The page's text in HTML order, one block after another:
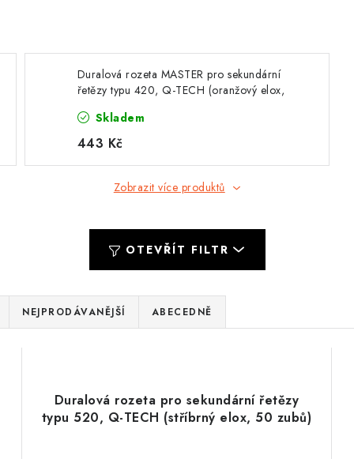
Duralová rozeta MASTER pro sekundární
řetězy typu 420, Q-TECH (oranžový elox,
Skladem
443 Kč
Zobrazit více produktů
OTEVŘÍT FILTR
NEJPRODÁVANĚJŠÍ ABECEDNĚ
Duralová rozeta pro sekundární řetězy
typu 520, Q-TECH (stříbrný elox, 50 zubů)